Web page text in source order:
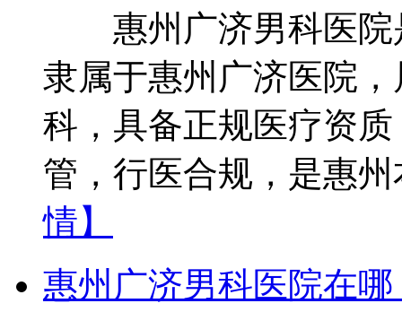
惠州广济男科医院
隶属于惠州广济医院
科，具备正规医疗资
管，行医合规，是惠
情】
惠州广济男科医院在哪